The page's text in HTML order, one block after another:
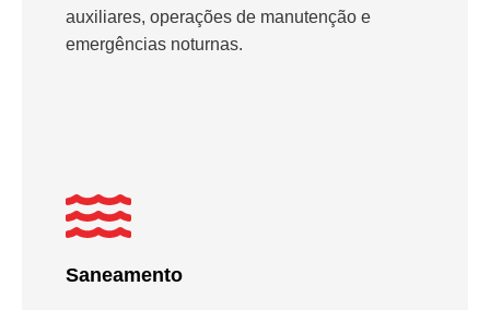
auxiliares, operações de manutenção e
emergências noturnas.
Saneamento